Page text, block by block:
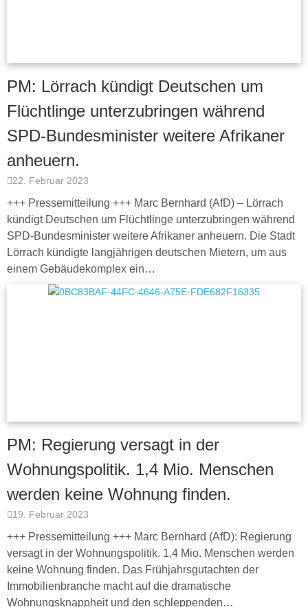
PM: Lörrach kündigt Deutschen um
Flüchtlinge unterzubringen während
SPD-Bundesminister weitere Afrikaner
anheuern.
22. Februar 2023
+++ Pressemitteilung +++ Marc Bernhard (AfD) – Lörrach
kündigt Deutschen um Flüchtlinge unterzubringen während
SPD-Bundesminister weitere Afrikaner anheuern. Die Stadt
Lörrach kündigte langjährigen deutschen Mietern, um aus
einem Gebäudekomplex ein…
PM: Regierung versagt in der
Wohnungspolitik. 1,4 Mio. Menschen
werden keine Wohnung finden.
19. Februar 2023
+++ Pressemitteilung +++ Marc Bernhard (AfD): Regierung
versagt in der Wohnungspolitik. 1,4 Mio. Menschen werden
keine Wohnung finden. Das Frühjahrsgutachten der
Immobilienbranche macht auf die dramatische
Wohnungsknappheit und den schleppenden…